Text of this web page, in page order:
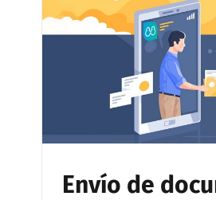
Envío de